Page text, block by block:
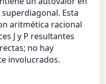
Esta
aritmética racional
J y P resultantes
no hay
involucrados.